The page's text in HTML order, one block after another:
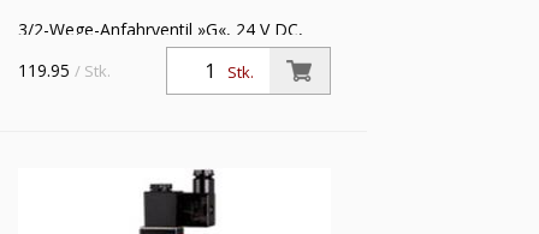
3/2-Wege-Anfahrventil »G«, 24 V DC,
mit Haltewinkel und Schalldämpfer, BG
300, G 1/2, Eingangsdruck 2,5 - 9 bar
Stk.
119.95 / Stk.